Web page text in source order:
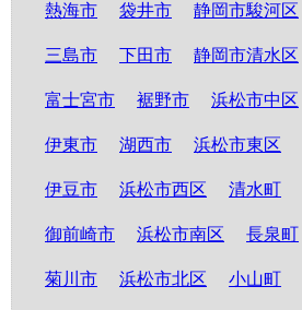
熱海市 袋井市 静岡市駿河区
三島市 下田市 静岡市清水区
富士宮市 裾野市 浜松市中区
伊東市 湖西市 浜松市東区
伊豆市 浜松市西区 清水町
御前崎市 浜松市南区 長泉町
菊川市 浜松市北区 小山町